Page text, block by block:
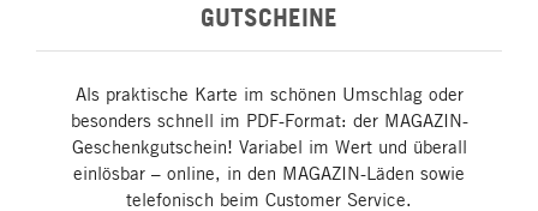
GUTSCHEINE
Als praktische Karte im schönen Umschlag oder
besonders schnell im PDF-Format: der MAGAZIN-
Geschenkgutschein! Variabel im Wert und überall
einlösbar – online, in den MAGAZIN-Läden sowie
telefonisch beim Customer Service.